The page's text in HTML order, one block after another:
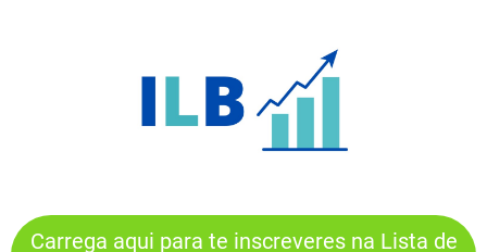
Carrega aqui para te inscreveres na Lista de